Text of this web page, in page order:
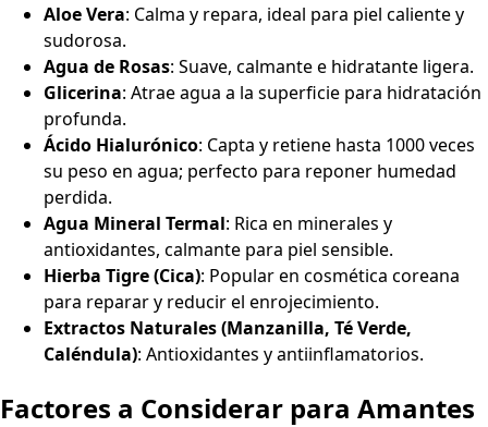
Aloe Vera: Calma y repara, ideal para piel caliente y
sudorosa.
Agua de Rosas: Suave, calmante e hidratante ligera.
Glicerina: Atrae agua a la superficie para hidratación
profunda.
Ácido Hialurónico: Capta y retiene hasta 1000 veces
su peso en agua; perfecto para reponer humedad
perdida.
Agua Mineral Termal: Rica en minerales y
antioxidantes, calmante para piel sensible.
Hierba Tigre (Cica): Popular en cosmética coreana
para reparar y reducir el enrojecimiento.
Extractos Naturales (Manzanilla, Té Verde,
Caléndula): Antioxidantes y antiinflamatorios.
Factores a Considerar para Amantes